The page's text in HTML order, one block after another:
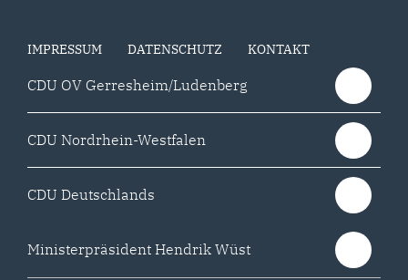
IMPRESSUM DATENSCHUTZ KONTAKT
CDU OV Gerresheim/Ludenberg
CDU Nordrhein-Westfalen
CDU Deutschlands
Ministerpräsident Hendrik Wüst